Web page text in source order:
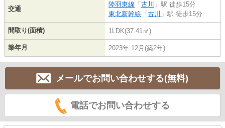
交通
陸羽東線 「 古川 」駅 徒歩15分
東北新幹線 「 古川 」駅 徒歩15分
間取り(面積) 1LDK(37.41㎡)
築年月 2023年 12月(築2年)
メールでお問い合わせする(無料)
電話でお問い合わせする